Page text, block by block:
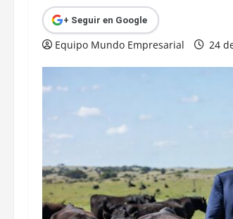
+ Seguir en Google
Equipo Mundo Empresarial 24